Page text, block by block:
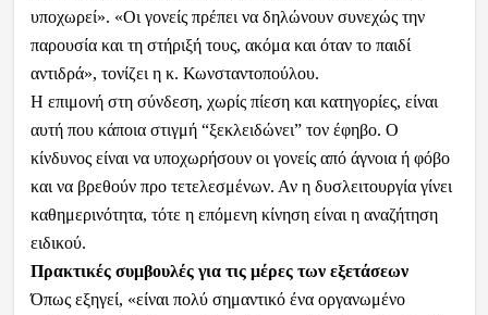
υποχωρεί». «Οι γονείς πρέπει να δηλώνουν συνεχώς την
παρουσία και τη στήριξή τους, ακόμα και όταν το παιδί
αντιδρά», τονίζει η κ. Κωνσταντοπούλου.
Η επιμονή στη σύνδεση, χωρίς πίεση και κατηγορίες, είναι
αυτή που κάποια στιγμή “ξεκλειδώνει” τον έφηβο. Ο
κίνδυνος είναι να υποχωρήσουν οι γονείς από άγνοια ή φόβο
και να βρεθούν προ τετελεσμένων. Αν η δυσλειτουργία γίνει
καθημερινότητα, τότε η επόμενη κίνηση είναι η αναζήτηση
ειδικού.
Πρακτικές συμβουλές για τις μέρες των εξετάσεων
Όπως εξηγεί, «είναι πολύ σημαντικό ένα οργανωμένο